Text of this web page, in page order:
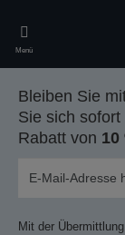
main
content
Menü
Bleiben Sie
Sie sich
Rabatt von 10
Mit der